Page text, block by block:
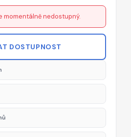
momentálně nedostupný.
DOSTUPNOST